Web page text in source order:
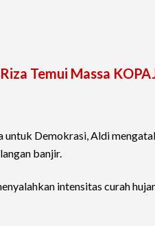
Temui Massa
Demokrasi, Aldi
banjir.
intensitas curah